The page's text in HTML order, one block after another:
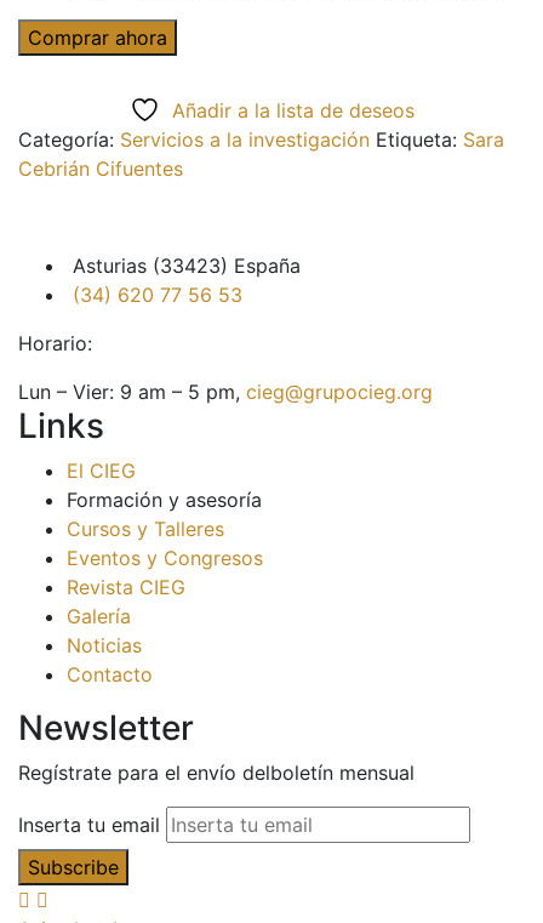
Servicios
a
investigación
/
Redacción
cantidad
Comprar ahora
Añadir a la lista de deseos
Categoría: Servicios a la investigación Etiqueta: Sara
Cebrián Cifuentes
Asturias (33423) España
(34) 620 77 56 53
Horario:
Lun – Vier: 9 am – 5 pm, cieg@grupocieg.org
Links
El CIEG
Formación y asesoría
Cursos y Talleres
Eventos y Congresos
Revista CIEG
Galería
Noticias
Contacto
Newsletter
Regístrate para el envío delboletín mensual
Inserta tu email